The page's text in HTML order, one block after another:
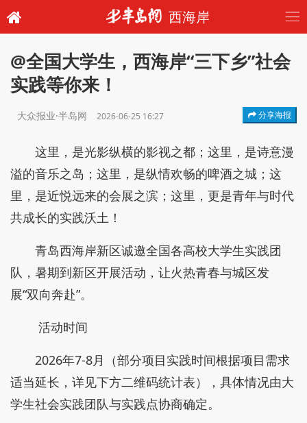
西海岸
@全国大学生，西海岸“三下乡”社会
实践等你来！
大众报业·半岛网 2026-06-25 16:27 分享海报
这里，是光影纵横的影视之都；这里，是诗意漫
溢的音乐之岛；这里，是纵情欢畅的啤酒之城；这
里，是近悦远来的会展之滨；这里，更是青年与时代
共成长的实践沃土！
青岛西海岸新区诚邀全国各高校大学生实践团
队，暑期到新区开展活动，让火热青春与城区发
展“双向奔赴”。
活动时间
2026年7-8月（部分项目实践时间根据项目需求
适当延长，详见下方二维码统计表），具体情况由大
学生社会实践团队与实践点协商确定。